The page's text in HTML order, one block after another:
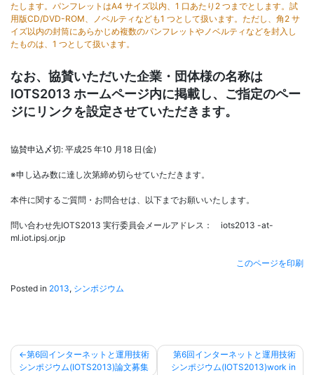
たします。パンフレットはA4 サイズ以内、1 口あたり2 つまでとします。試
用版CD/DVD-ROM、ノベルティなども1 つとして扱います。ただし、角2 サ
イズ以内の封筒にあらかじめ複数のパンフレットやノベルティなどを封入し
たものは、1 つとして扱います。
なお、協賛いただいた企業・団体様の名称は
IOTS2013 ホームページ内に掲載し、ご指定のペー
ジにリンクを設定させていただきます。
協賛申込〆切: 平成25 年10 月18 日(金)
※申し込み数に達し次第締め切らせていただきます。
本件に関するご質問・お問合せは、以下までお願いいたします。
問い合わせ先IOTS2013 実行委員会メールアドレス： iots2013 -at-
ml.iot.ipsj.or.jp
このページを印刷
Posted in 2013, シンポジウム
投第6回インターネットと運用技術
シンポジウム(IOTS2013)論文募集
第6回インターネットと運用技術
シンポジウム(IOTS2013)work in